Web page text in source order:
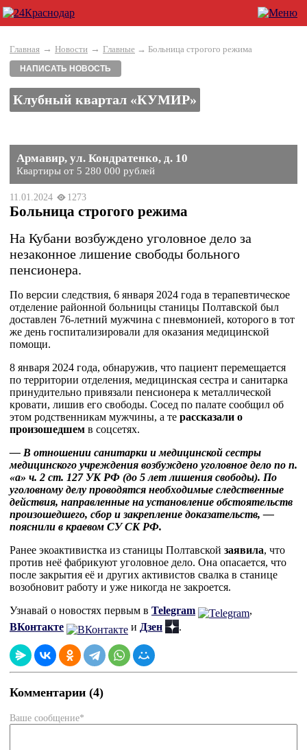
Главная → Новости → Главные → Больница строгого режима
НАПИСАТЬ НОВОСТЬ
Клубный квартал «КУМИР»
Армавир, ул. Кондратенко, д. 10
Квартиры от 5 280 000 рублей
11.01.2024 1273
Больница строгого режима
На Кубани возбуждено уголовное дело за
незаконное лишение свободы больного
пенсионера.
По версии следствия, 6 января 2024 года в терапевтическое
отделение районной больницы станицы Полтавской был
доставлен 76-летний мужчина с пневмонией, которого в тот
же день госпитализировали для оказания медицинской
помощи.
8 января 2024 года, обнаружив, что пациент перемещается
по территории отделения, медицинская сестра и санитарка
принудительно привязали пенсионера к металлической
кровати, лишив его свободы. Сосед по палате сообщил об
этом родственникам мужчины, а те рассказали о
произошедшем в соцсетях.
— В отношении санитарки и медицинской сестры
медицинского учреждения возбуждено уголовное дело по п.
«а» ч. 2 ст. 127 УК РФ (до 5 лет лишения свободы). По
уголовному делу проводятся необходимые следственные
действия, направленные на установление обстоятельств
произошедшего, сбор и закрепление доказательств, —
пояснили в краевом СУ СК РФ.
Ранее экоактивистка из станицы Полтавской заявила, что
против неё фабрикуют уголовное дело. Она опасается, что
после закрытия её и других активистов свалка в станице
возобновит работу и уже никогда не закроется.
Узнавай о новостях первым в Telegram
,
ВКонтакте
и Дзен .
Комментарии (4)
Ваше сообщение*